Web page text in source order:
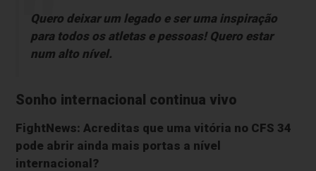
Quero deixar um legado e ser uma inspiração
para todos os atletas e pessoas! Quero estar
num alto nível.
Sonho internacional continua vivo
FightNews: Acreditas que uma vitória no CFS 34
pode abrir ainda mais portas a nível
internacional?